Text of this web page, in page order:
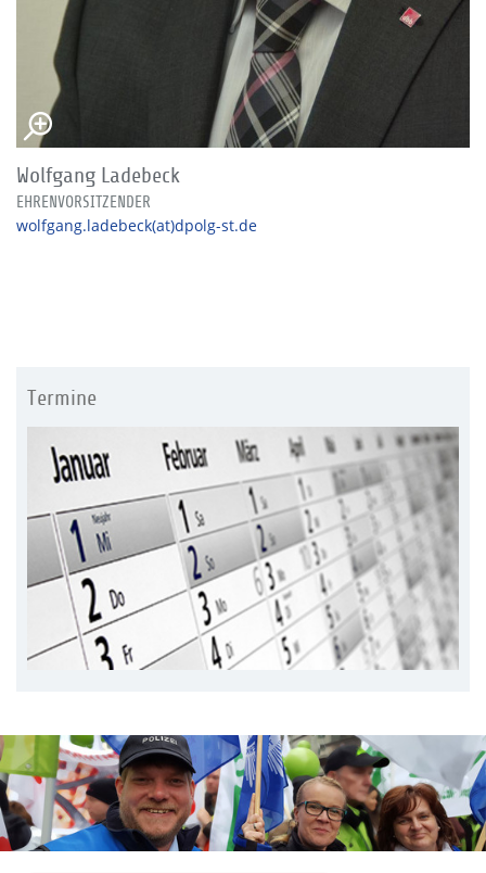
Wolfgang Ladebeck
EHRENVORSITZENDER
wolfgang.ladebeck(at)dpolg-st.de
Termine